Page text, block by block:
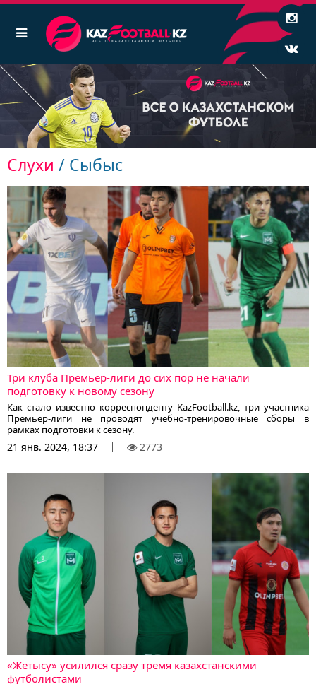
Слухи / Сыбыс
Три клуба Премьер-лиги до сих пор не начали
подготовку к новому сезону
Как стало известно корреспонденту KazFootball.kz, три участника
Премьер-лиги не проводят учебно-тренировочные сборы в
рамках подготовки к сезону.
21 янв. 2024, 18:37 2773
«Жетысу» усилился сразу тремя казахстанскими
футболистами